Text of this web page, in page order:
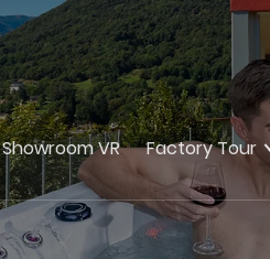
Showroom VR Factory Tour